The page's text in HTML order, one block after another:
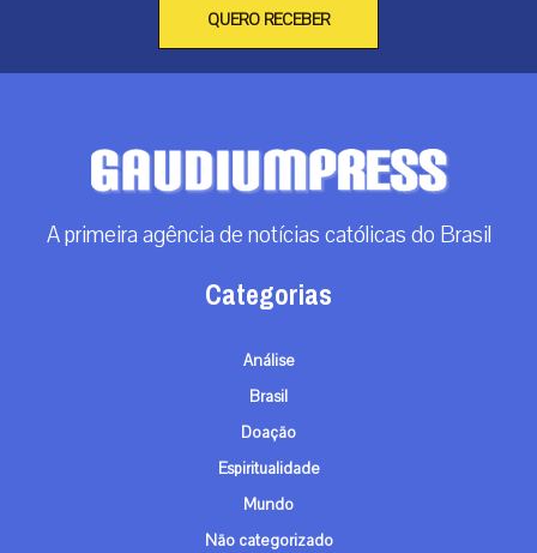
QUERO RECEBER
A primeira agência de notícias católicas do Brasil
Categorias
Análise
Brasil
Doação
Espiritualidade
Mundo
Não categorizado